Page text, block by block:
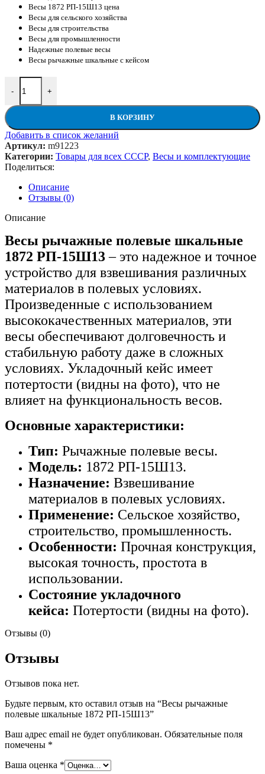
Весы 1872 РП-15Ш13 цена
Весы для сельского хозяйства
Весы для строительства
Весы для промышленности
Надежные полевые весы
Весы рычажные шкальные с кейсом
-
Количество товара Весы рычажные полевые шкальные 1872
+
В КОРЗИНУ
Добавить в список желаний
Артикул: m91223
Категории: Товары для всех СССР, Весы и комплектующие
Поделиться:
Описание
Отзывы (0)
Описание
Весы рычажные полевые шкальные
1872 РП-15Ш13– это надежное и точное
устройство для взвешивания различных
материалов в полевых условиях.
Произведенные с использованием
высококачественных материалов, эти
весы обеспечивают долговечность и
стабильную работу даже в сложных
условиях. Укладочный кейс имеет
потертости (видны на фото), что не
влияет на функциональность весов.
Основные характеристики:
Тип: Рычажные полевые весы.
Модель: 1872 РП-15Ш13.
Назначение: Взвешивание
материалов в полевых условиях.
Применение: Сельское хозяйство,
строительство, промышленность.
Особенности: Прочная конструкция,
высокая точность, простота в
использовании.
Состояние укладочного
кейса: Потертости (видны на фото).
Отзывы (0)
Отзывы
Отзывов пока нет.
Будьте первым, кто оставил отзыв на “Весы рычажные
полевые шкальные 1872 РП-15Ш13”
Ваш адрес email не будет опубликован. Обязательные поля
помечены *
Ваша оценка *